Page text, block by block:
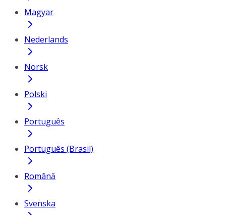
Magyar
Nederlands
Norsk
Polski
Português
Português (Brasil)
Română
Svenska